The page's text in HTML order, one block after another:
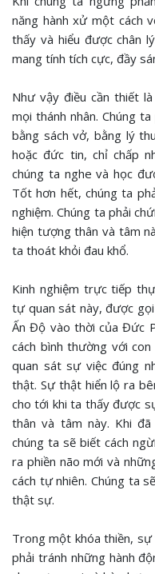
năng hành xử một cách
thấy và hiểu được chân
mang tính tích cực, đầy
Như vậy điều cần thiết
mọi thánh nhân. Chúng
bằng sách vở, bằng lý
hoặc đức tin, chỉ chấp
chúng ta nghe và học
Tốt hơn hết, chúng ta
nghiệm. Chúng ta phải
hiện tượng thân và tâm
ta thoát khỏi đau khổ.
Kinh nghiệm trực tiếp
tự quan sát này, được
Ấn Độ vào thời của Đức
cách bình thường với
quan sát sự việc đúng
thật. Sự thật hiển lộ ra
cho tới khi ta thấy được
thân và tâm này. Khi
chúng ta sẽ biết cách
ra phiền não mới và
cách tự nhiên. Chúng ta
thật sự.
Trong một khóa thiền,
phải tránh những hành